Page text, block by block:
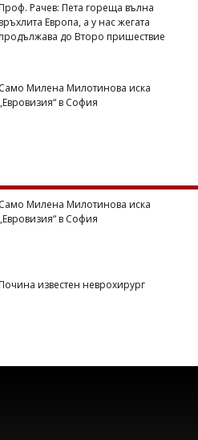
Проф. Рачев: Пета гореща вълна
връхлита Европа, а у нас жегата
продължава до Второ пришествие
Само Милена Милотинова иска
„Евровизия“ в София
Само Милена Милотинова иска
„Евровизия“ в София
Почина известен неврохирург